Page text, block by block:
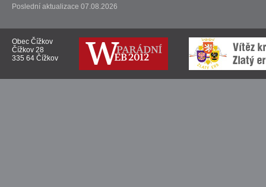
Poslední aktualizace 07.08.2026
Obec Čížkov
Čížkov 28
335 64 Čížkov